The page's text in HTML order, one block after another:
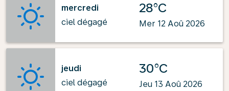
mercredi
ciel dégagé
28°C
Mer 12 Aoû 2026
jeudi
ciel dégagé
30°C
Jeu 13 Aoû 2026